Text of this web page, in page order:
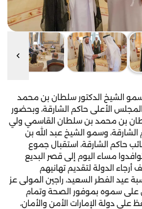
الشيخ الدكتور سلطان بن محمد
الأعلى حاكم الشارقة، وبحضور
بن محمد بن سلطان القاسمي ولي
الشارقة، وسمو الشيخ عبد الله بن
حاكم الشارقة، استقبال جموع
مساء اليوم إلى قصر البديع
أرجاء الدولة لتقديم تهانيهم
عيد الفطر السعيد، راجين المولى عز
على سموه بموفور الصحة وتمام
على دولة الإمارات الأمن والأمان،